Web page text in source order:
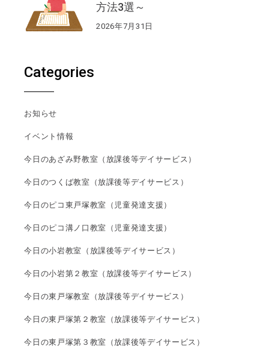
方法3選～
2026年7月31日
Categories
お知らせ
イベント情報
今日のあざみ野教室（放課後等デイサービス）
今日のつくば教室（放課後等デイサービス）
今日のピコ東戸塚教室（児童発達支援）
今日のピコ溝ノ口教室（児童発達支援）
今日の小岩教室（放課後等デイサービス）
今日の小岩第２教室（放課後等デイサービス）
今日の東戸塚教室（放課後等デイサービス）
今日の東戸塚第２教室（放課後等デイサービス）
今日の東戸塚第３教室（放課後等デイサービス）